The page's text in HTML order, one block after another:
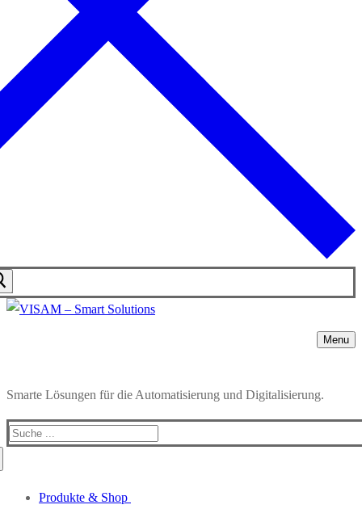
Menu
Smarte Lösungen für die Automatisierung und Digitalisierung.
Search
Produkte & Shop